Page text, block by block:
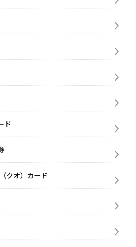
券の買取価格を検索
たい金券を検索
ド
クオ）カード